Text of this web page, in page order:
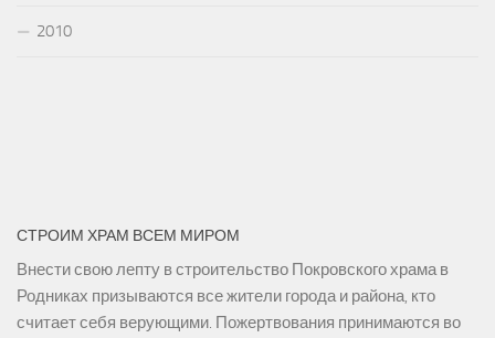
2010
СТРОИМ ХРАМ ВСЕМ МИРОМ
Внести свою лепту в строительство Покровского храма в
Родниках призываются все жители города и района, кто
считает себя верующими. Пожертвования принимаются во